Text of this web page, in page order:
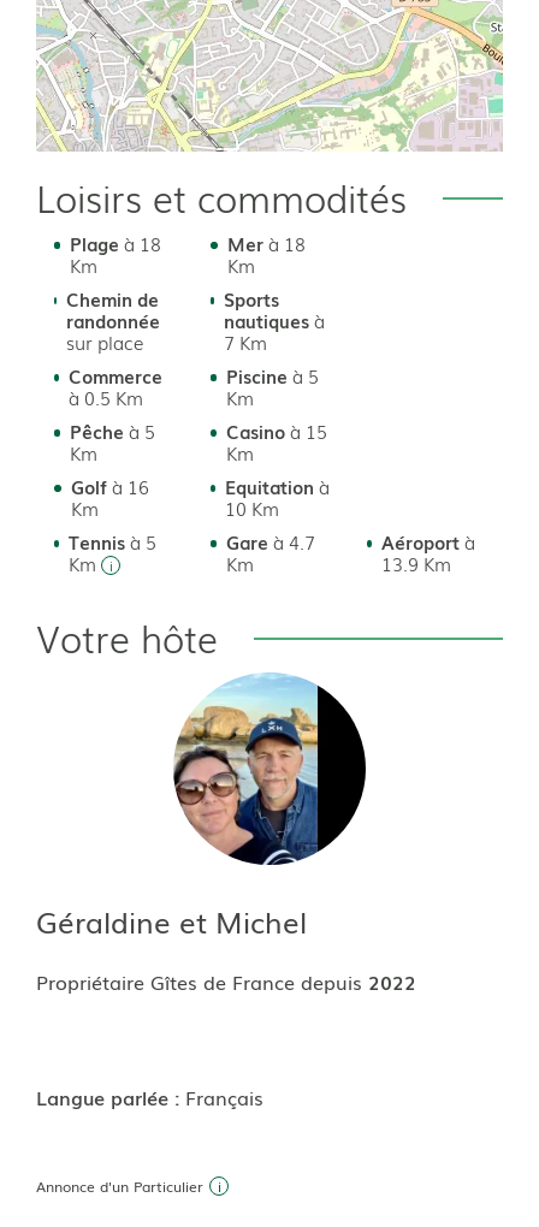
Loisirs et commodités
Plage à 18
Km
Merà 18
Km
Chemin de
randonnée
sur place
Sports
nautiquesà
7 Km
Commerce
à 0.5 Km
Piscine à 5
Km
Pêche à 5
Km
Casinoà 15
Km
Golfà 16
Km
Equitation à
10 Km
Tennisà 5
Km
Gare à 4.7
Km
Aéroportà
13.9 Km
Votre hôte
Géraldine et Michel
Propriétaire Gîtes de France depuis 2022
Langue parlée : Français
Annonce d'un Particulier